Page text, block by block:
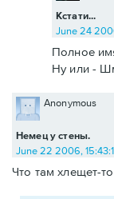
Кстати...
June 24
Полное
Ну или -
Немец у стены.
Anonymous
June 22 2006,
Что там хлещет-то